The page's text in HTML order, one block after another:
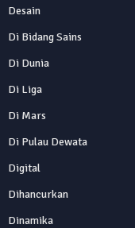
Desain
Di Bidang Sains
Di Dunia
Di Liga
Di Mars
Di Pulau Dewata
Digital
Dihancurkan
Dinamika